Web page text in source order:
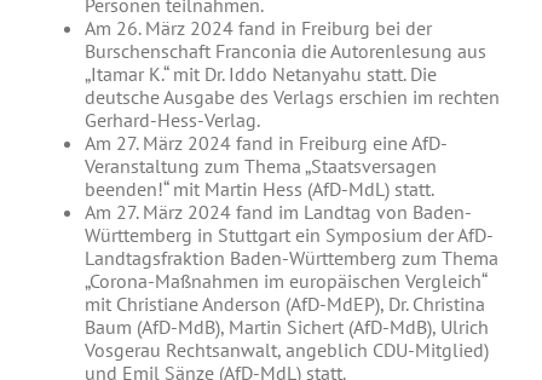
Personen teilnahmen.
Am 26. März 2024 fand in Freiburg bei der
Burschenschaft Franconia die Autorenlesung aus
„Itamar K.“ mit Dr. Iddo Netanyahu statt. Die
deutsche Ausgabe des Verlags erschien im rechten
Gerhard-Hess-Verlag.
Am 27. März 2024 fand in Freiburg eine AfD-
Veranstaltung zum Thema „Staatsversagen
beenden!“ mit Martin Hess (AfD-MdL) statt.
Am 27. März 2024 fand im Landtag von Baden-
Württemberg in Stuttgart ein Symposium der AfD-
Landtagsfraktion Baden-Württemberg zum Thema
„Corona-Maßnahmen im europäischen Vergleich“
mit Christiane Anderson (AfD-MdEP), Dr. Christina
Baum (AfD-MdB), Martin Sichert (AfD-MdB), Ulrich
Vosgerau Rechtsanwalt, angeblich CDU-Mitglied)
und Emil Sänze (AfD-MdL) statt.